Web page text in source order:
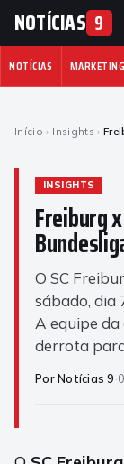
NOTÍCIAS 9
NOTÍCIAS MARKETING
Início › Insights ›
INSIGHTS
Freiburg
O SC
sábado, dia
A equipe da
derrota
Por Notícias 9·